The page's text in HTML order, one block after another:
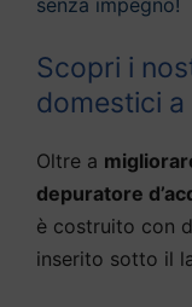
senza impegno!
Scopri i
domestici a
Oltre a
depuratore
è costruito con
inserito sotto il